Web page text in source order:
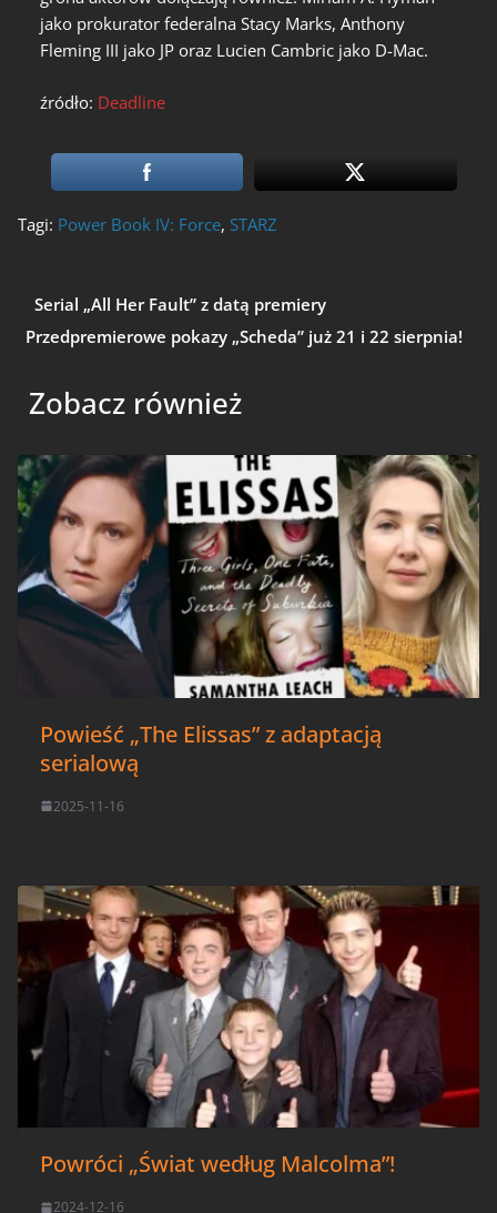
jako prokurator federalna Stacy Marks, Anthony
Fleming III jako JP oraz Lucien Cambric jako D-Mac.
źródło: Deadline
Tagi: Power Book IV: Force, STARZ
Serial „All Her Fault” z datą premiery
Przedpremierowe pokazy „Scheda” już 21 i 22 sierpnia!
Zobacz również
Powieść „The Elissas” z adaptacją
serialową
2025-11-16
Powróci „Świat według Malcolma”!
2024-12-16